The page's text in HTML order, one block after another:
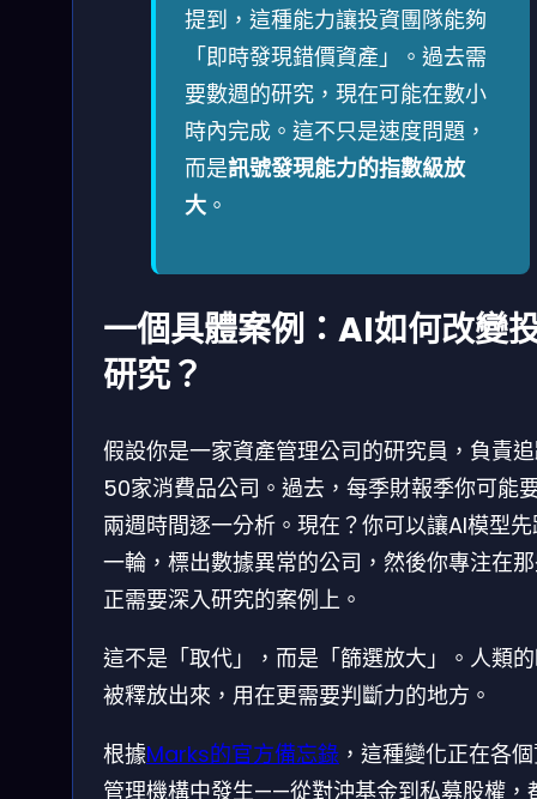
提到，這種能力讓投資團隊能夠
「即時發現錯價資產」。過去需
要數週的研究，現在可能在數小
時內完成。這不只是速度問題，
而是訊號發現能力的指數級放
大 。
一個具體案例：AI如何改變
研究？
假設你是一家資產管理公司的研究員，負責
50家消費品公司。過去，每季財報季你可能
兩週時間逐一分析。現在？你可以讓AI模型
一輪，標出數據異常的公司，然後你專注在
正需要深入研究的案例上。
這不是「取代」，而是「篩選放大」。人類
被釋放出來，用在更需要判斷力的地方。
根據Marks的官方備忘錄 ，這種變化正在各
管理機構中發生——從對沖基金到私募股權，